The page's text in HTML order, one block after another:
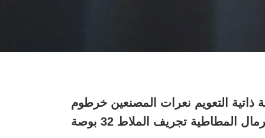
ذاتية التعويم نعرات المصنعين خرطوم
المطاطية تجريف الملاط 32 بوصة